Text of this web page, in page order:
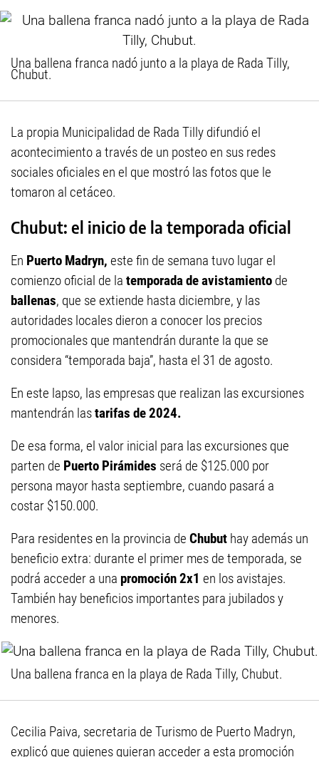
Una ballena franca nadó junto a la playa de Rada Tilly,
Chubut.
La propia Municipalidad de Rada Tilly difundió el
acontecimiento a través de un posteo en sus redes
sociales oficiales en el que mostró las fotos que le
tomaron al cetáceo.
Chubut: el inicio de la temporada oficial
En Puerto Madryn, este fin de semana tuvo lugar el
comienzo oficial de la temporada de avistamiento de
ballenas, que se extiende hasta diciembre, y las
autoridades locales dieron a conocer los precios
promocionales que mantendrán durante la que se
considera “temporada baja”, hasta el 31 de agosto.
En este lapso, las empresas que realizan las excursiones
mantendrán lastarifas de 2024.
De esa forma, el valor inicial para las excursiones que
parten de Puerto Pirámides será de $125.000 por
persona mayor hasta septiembre, cuando pasará a
costar $150.000.
Para residentes en la provincia de Chubut hay además un
beneficio extra: durante el primer mes de temporada, se
podrá acceder a una promoción 2x1 en los avistajes.
También hay beneficios importantes para jubilados y
menores.
Una ballena franca en la playa de Rada Tilly, Chubut.
Cecilia Paiva, secretaria de Turismo de Puerto Madryn,
explicó que quienes quieran acceder a esta promoción